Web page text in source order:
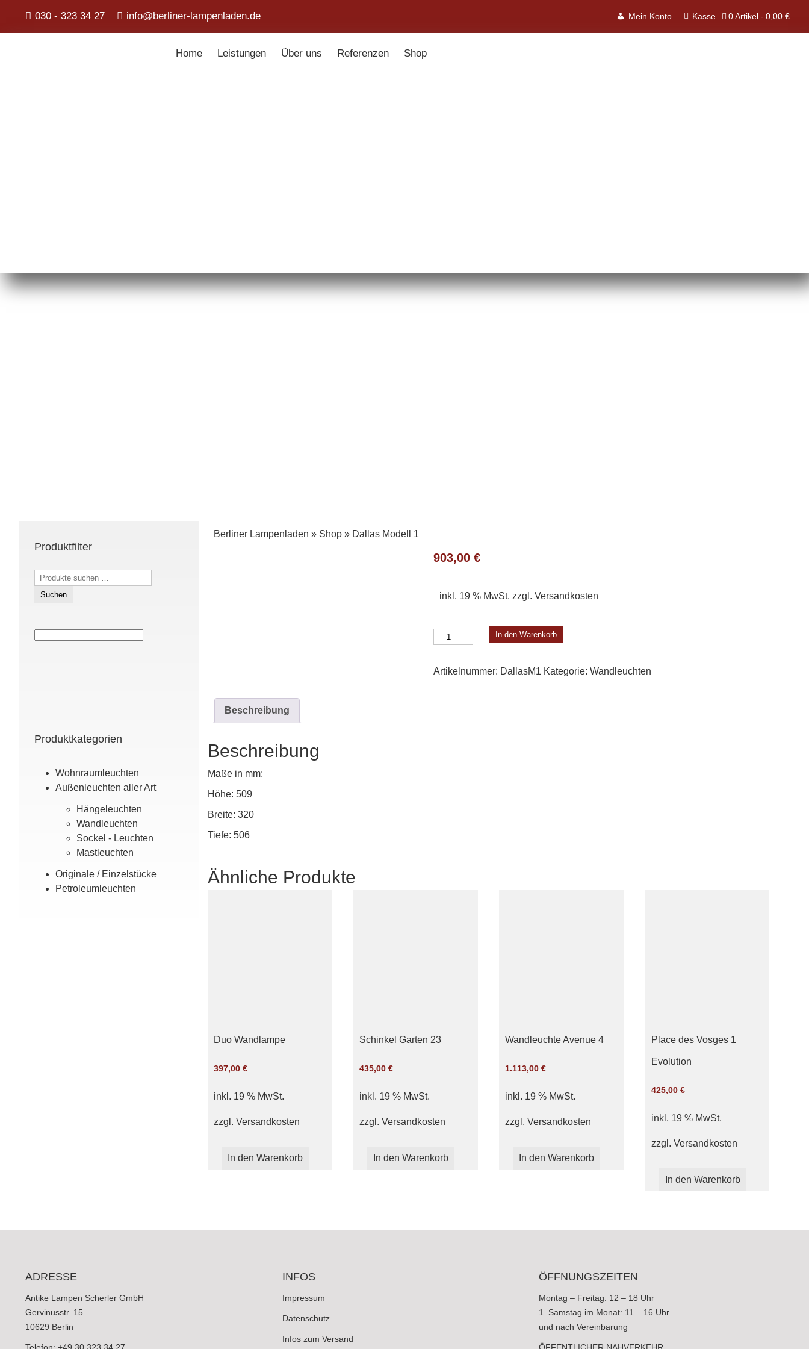
030 - 323 34 27 info@berliner-lampenladen.de Mein Konto Kasse 0 Artikel 0,00 €
Home Leistungen Über uns Referenzen Shop
Produktfilter
Suchen
nach:
Suchen
Produktkategorien
Wohn­raum­leuchten
Außen­leuchten aller Art
Hänge­leuchten
Wand­leuchten
Sockel - Leuchten
Mast­leuchten
Originale / Einzel­stücke
Petroleum­leuchten
Berliner Lampenladen » Shop» Dallas Modell 1
903,00 €
inkl. 19 % MwSt. zzgl. Versandkosten
Dallas
Modell
Menge
In den Warenkorb
Artikelnummer: DallasM1 Kategorie: Wand­leuchten
Beschreibung
Beschreibung
Maße in mm:
Höhe: 509
Breite: 320
Tiefe: 506
Ähnliche Produkte
Duo Wandlampe
397,00 €
inkl. 19 % MwSt.
zzgl. Versandkosten
In den Warenkorb
Schinkel Garten 23
435,00 €
inkl. 19 % MwSt.
zzgl. Versandkosten
In den Warenkorb
Wandleuchte Avenue 4
1.113,00€
inkl. 19 % MwSt.
zzgl.Versandkosten
In den Warenkorb
Place des Vosges 1
Evolution
425,00 €
inkl. 19 % MwSt.
zzgl. Versandkosten
In den Warenkorb
ADRESSE
Antike Lampen Scherler GmbH
Gervinusstr. 15
10629 Berlin
INFOS
Impressum
Datenschutz
Infos zum Versand
ÖFFNUNGSZEITEN
Montag – Freitag: 12 – 18 Uhr
1. Samstag im Monat: 11 – 16 Uhr
und nach Vereinbarung